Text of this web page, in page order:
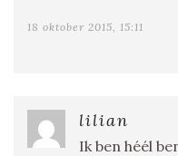
18 oktober 2015, 15:11
lilian
Ik ben héél